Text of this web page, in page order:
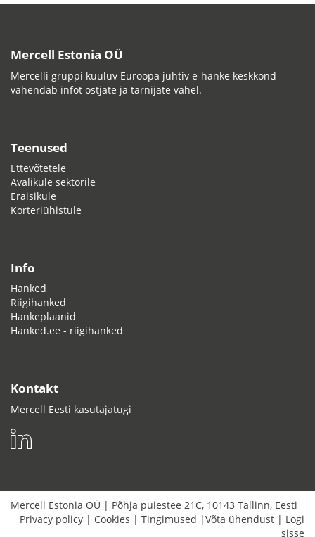
Mercell Estonia OÜ
Mercelli gruppi kuuluv Euroopa juhtiv e-hanke keskkond
vahendab infot ostjate ja tarnijate vahel.
Teenused
Ettevõtetele
Avalikule sektorile
Eraisikule
Korteriühistule
Info
Hanked
Riigihanked
Hankeplaanid
Hanked.ee - riigihanked
Kontakt
Mercell Eesti kasutajatugi
Mercell Estonia OÜ | Põhja puiestee 21C, 10143 Tallinn, Eesti
Privacy policy | Cookies | Tingimused |Võta ühendust | Logi
sisse